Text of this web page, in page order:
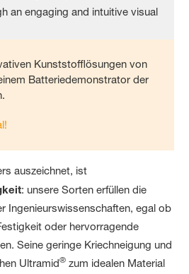
Kunststofflösungen von
Batteriedemonstrator der
auszeichnet, ist
: unsere Sorten erfüllen die
Ingenieurswissenschaften, egal ob
oder hervorragende
Seine geringe Kriechneigung und
Ultramid® zum idealen Material